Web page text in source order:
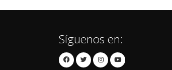
Síguenos en: